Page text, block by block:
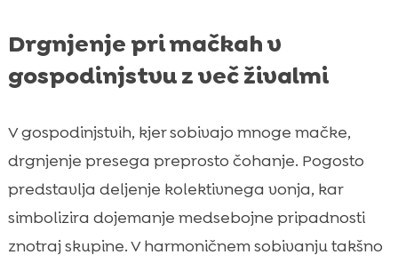
Drgnjenje pri mačkah v
gospodinjstvu z več živalmi
V gospodinjstvih, kjer sobivajo mnoge mačke,
drgnjenje presega preprosto čohanje. Pogosto
predstavlja deljenje kolektivnega vonja, kar
simbolizira dojemanje medsebojne pripadnosti
znotraj skupine. V harmoničnem sobivanju takšno